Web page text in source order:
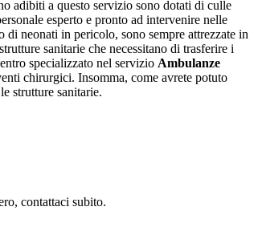
adibiti a questo servizio sono dotati di culle
esperto e pronto ad intervenire nelle
di neonati in pericolo, sono sempre attrezzate in
sanitarie che necessitano di trasferire i
specializzato nel servizio Ambulanze
chirurgici. Insomma, come avrete potuto
strutture sanitarie.
contattaci subito.